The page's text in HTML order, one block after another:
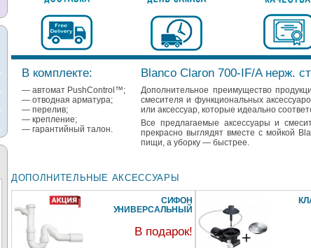
В комплекте:
— автомат PushControl™;
— отводная арматура;
— перелив;
— крепление;
— гарантийный талон.
Blanco Claron 700-IF/A нерж.
Дополнительное преимущество
смесителя и функциональных
или аксессуар, которые идеально
Все предлагаемые аксессуары и
прекрасно выглядят вместе с мойкой
пищи, а уборку — быстрее.
ДОПОЛНИТЕЛЬНЫЕ АКСЕССУАРЫ
СИФОН
УНИВЕРСАЛЬНЫЙ
В подарок!